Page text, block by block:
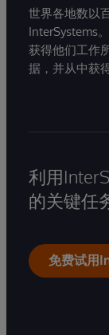
世界各地数以
InterSystems
获得他们工作
据，并从中获
利用
的关键任
免费试用